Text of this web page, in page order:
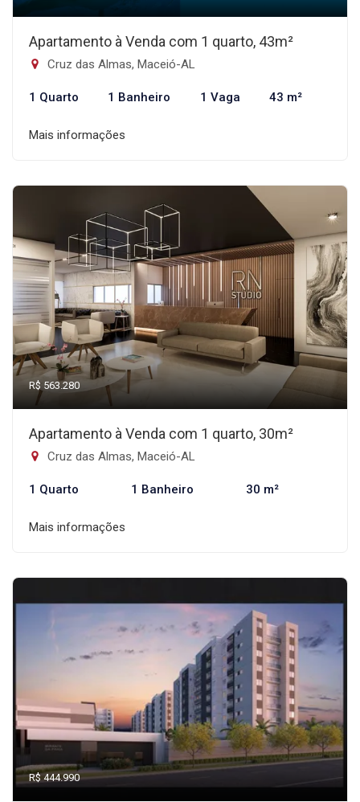
Apartamento à Venda com 1 quarto, 43m²
Cruz das Almas, Maceió-AL
1 Quarto 1 Banheiro 1 Vaga 43 m²
Mais informações
R$ 563.280
Apartamento à Venda com 1 quarto, 30m²
Cruz das Almas, Maceió-AL
1 Quarto 1 Banheiro 30 m²
Mais informações
R$ 444.990